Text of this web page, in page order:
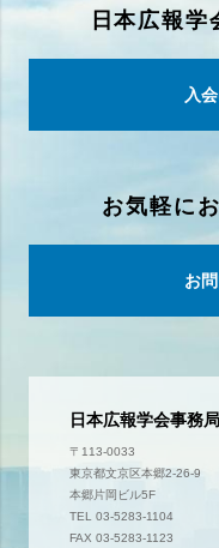
日本広報学
入
お気軽に
お
日本広報学会事務局
〒113-0033
東京都文京区本郷2-26-9
本郷片岡ビル5F
TEL 03-5283-1104
FAX 03-5283-1123